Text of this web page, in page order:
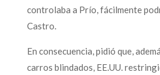
controlaba a Prío, fácilmente
Castro.
En consecuencia, pidió que,
carros blindados, EE.UU.